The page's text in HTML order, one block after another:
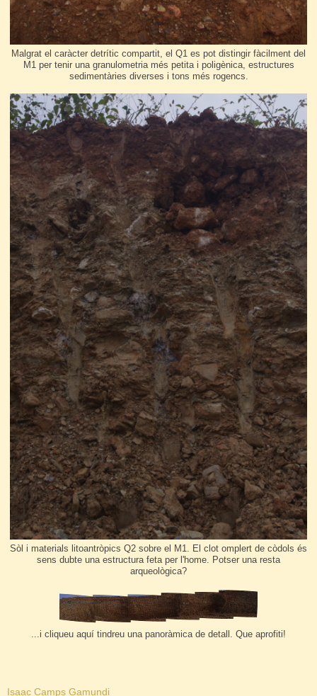
Malgrat el caràcter detrític compartit, el Q1 es pot distingir fàcilment del
M1 per tenir una granulometria més petita i poligènica, estructures
sedimentàries diverses i tons més rogencs.
Sòl i materials litoantròpics Q2 sobre el M1. El clot omplert de còdols és
sens dubte una estructura feta per l'home. Potser una resta
arqueològica?
...i cliqueu aquí tindreu una panoràmica de detall. Que aprofiti!
Isaac Camps Gamundi